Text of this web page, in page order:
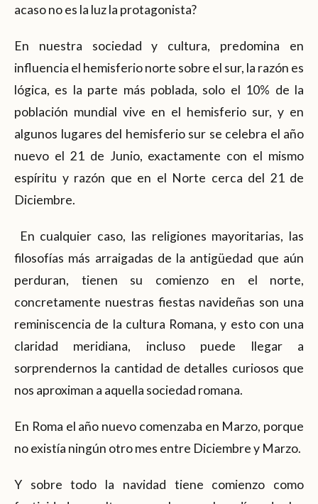
acaso no es la luz la protagonista?
En nuestra sociedad y cultura, predomina en
influencia el hemisferio norte sobre el sur, la razón es
lógica, es la parte más poblada, solo el 10% de la
población mundial vive en el hemisferio sur, y en
algunos lugares del hemisferio sur se celebra el año
nuevo el 21 de Junio, exactamente con el mismo
espíritu y razón que en el Norte cerca del 21 de
Diciembre.
En cualquier caso, las religiones mayoritarias, las
filosofías más arraigadas de la antigüedad que aún
perduran, tienen su comienzo en el norte,
concretamente nuestras fiestas navideñas son una
reminiscencia de la cultura Romana, y esto con una
claridad meridiana, incluso puede llegar a
sorprendernos la cantidad de detalles curiosos que
nos aproximan a aquella sociedad romana.
En Roma el año nuevo comenzaba en Marzo, porque
no existía ningún otro mes entre Diciembre y Marzo.
Y sobre todo la navidad tiene comienzo como